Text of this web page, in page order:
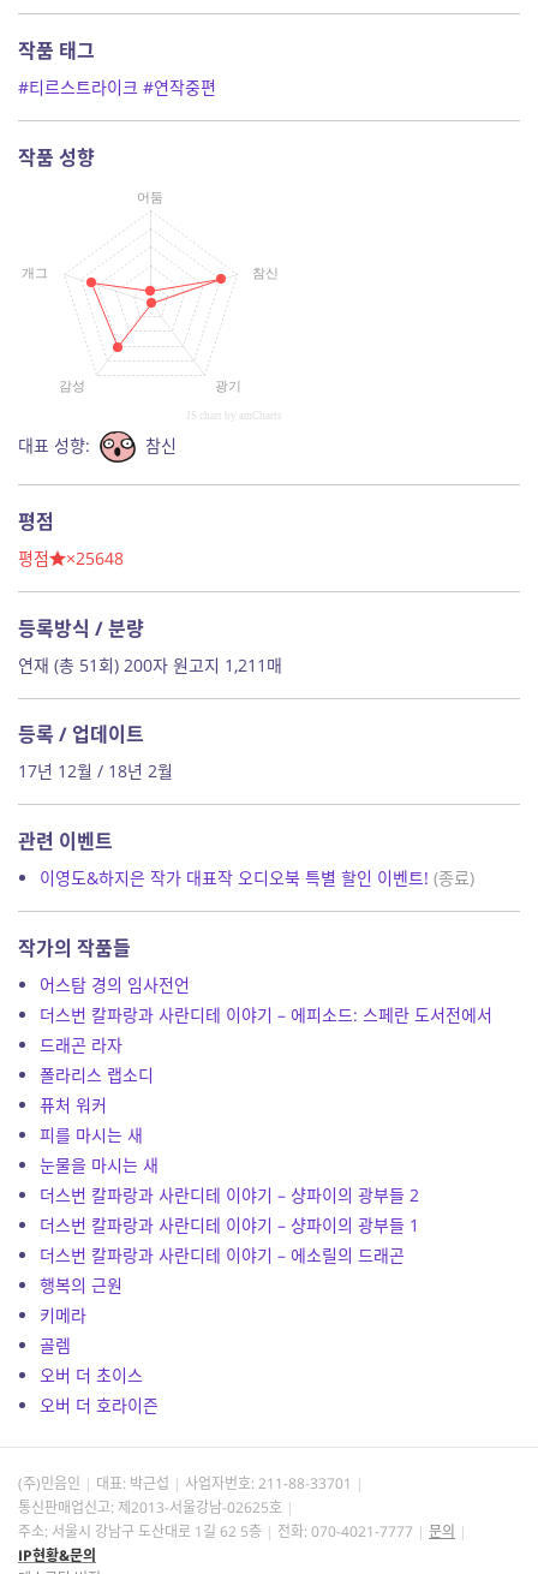
작품 태그
#티르스트라이크 #연작중편
작품 성향
어둠
참신
광기
감성
개그
JS chart by amCharts
대표 성향: 참신
평점
평점 ×25648
등록방식 / 분량
연재 (총 51회) 200자 원고지 1,211매
등록 / 업데이트
17년 12월 / 18년 2월
관련 이벤트
이영도&하지은 작가 대표작 오디오북 특별 할인 이벤트!(종료)
작가의 작품들
어스탐 경의 임사전언
더스번 칼파랑과 사란디테 이야기 – 에피소드: 스페란 도서전에서
드래곤 라자
폴라리스 랩소디
퓨처 워커
피를 마시는 새
눈물을 마시는 새
더스번 칼파랑과 사란디테 이야기 – 샹파이의 광부들 2
더스번 칼파랑과 사란디테 이야기 – 샹파이의 광부들 1
더스번 칼파랑과 사란디테 이야기 – 에소릴의 드래곤
행복의 근원
키메라
골렘
오버 더 초이스
오버 더 호라이즌
(주)민음인 대표: 박근섭 사업자번호: 211-88-33701
통신판매업신고: 제2013-서울강남-02625호
주소: 서울시 강남구 도산대로 1길 62 5층
전화: 070-4021-7777
문의
IP현황&문의